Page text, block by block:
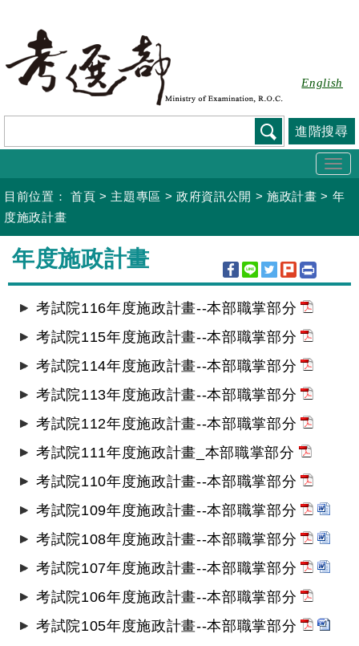
要
容
English
進階搜尋
目前位置： 首頁 > 主題專區 >政府資訊公開 >施政計畫 > 年
度施政計畫
:::
年度施政計畫
考試院116年度施政計畫--本部職掌部分
考試院115年度施政計畫--本部職掌部分
考試院114年度施政計畫--本部職掌部分
考試院113年度施政計畫--本部職掌部分
考試院112年度施政計畫--本部職掌部分
考試院111年度施政計畫_本部職掌部分
考試院110年度施政計畫--本部職掌部分
考試院109年度施政計畫--本部職掌部分
考試院108年度施政計畫--本部職掌部分
考試院107年度施政計畫--本部職掌部分
考試院106年度施政計畫--本部職掌部分
考試院105年度施政計畫--本部職掌部分